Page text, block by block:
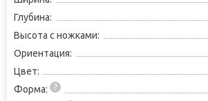
Глубина:
Высота с ножками:
Ориентация:
Цвет:
Форма: